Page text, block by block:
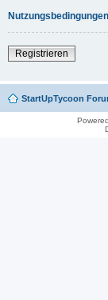
Nutzungsbedingungen
Registrieren
StartUpTycoon